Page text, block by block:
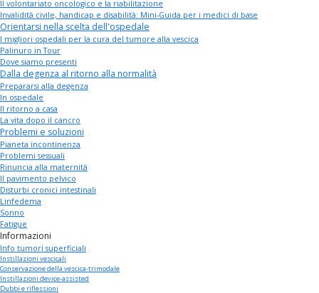
Il volontariato oncologico e la riabilitazione
Invalidità civile, handicap e disabilità: Mini-Guida per i medici di base
Orientarsi nella scelta dell'ospedale
I migliori ospedali per la cura del tumore alla vescica
Palinuro in Tour
Dove siamo presenti
Dalla degenza al ritorno alla normalità
Prepararsi alla degenza
In ospedale
Il ritorno a casa
La vita dopo il cancro
Problemi e soluzioni
Pianeta incontinenza
Problemi sessuali
Rinuncia alla maternità
Il pavimento pelvico
Disturbi cronici intestinali
Linfedema
Sonno
Fatigue
Informazioni
Info tumori superficiali
Instillazioni vescicali
Conservazione della vescica-trimodale
Instillazioni device-assisted
Dubbi e riflessioni